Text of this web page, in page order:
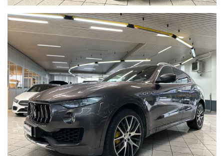
Sospensioni pneumatiche con regolazione dell'altezza
Profili esterni cromati
Volante in pelle multifunzione
Leve al volante in alluminio
Luci diurne a Led
Pinze freno gialle
Portellone posteriore automatico
Sedili anteriori elettrici con regolazione supporto
lombare
Funzione memoria sedili
Orologio Maserati
Avviamento senza chiave
Pedaliera sportiva in alluminio